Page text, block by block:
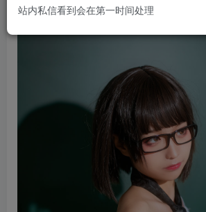
站内私信看到会在第一时间处理